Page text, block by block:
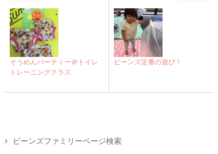
そうめんパーティー＠トイレ
トレーニングクラス
ビーンズ定番の遊び！
ビーンズファミリーページ検索